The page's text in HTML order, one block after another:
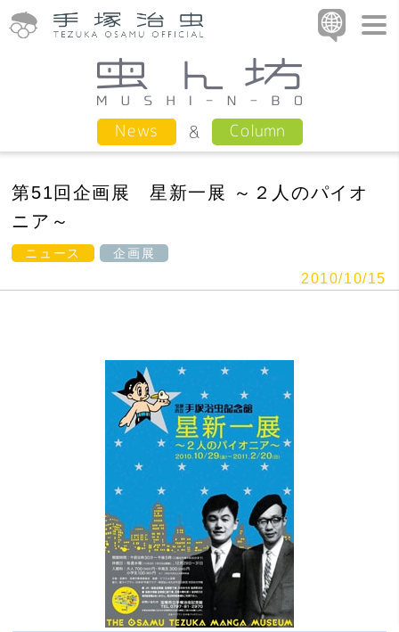
News Column
第51回企画展 星新一展 ～２人のパイオ
ニア～
ニュース 企画展
2010/10/15